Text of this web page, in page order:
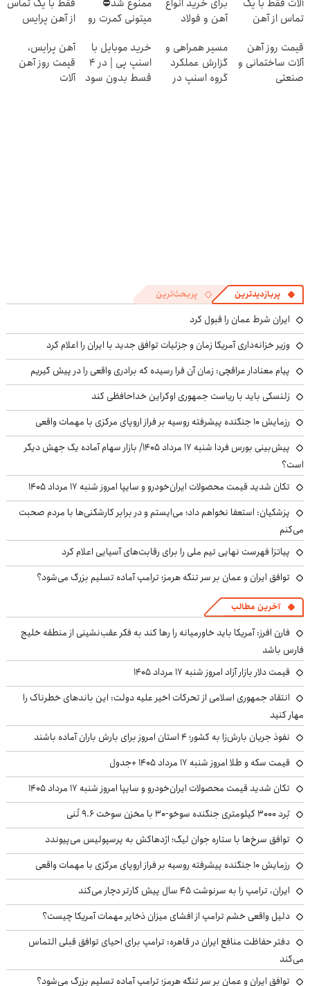
آلات فقط با یک
تماس از آهن
برای خرید انواع
آهن و فولاد
ممنوع شد⛔
میتونی کمرت رو
کنی! 👈🏻
پرسش‌نامه
فقط با یک تماس
از آهن پرایس
قیمت روز آهن
آلات ساختمانی و
صنعتی
مسیر همراهی و
گزارش عملکرد
گروه اسنپ در
خرید موبایل با
اسنپ پی | در ۴
قسط بدون سود
آهن پرایس،
قیمت روز آهن
آلات
پربازدیدترین پربحث‌ترین
ایران شرط عمان را قبول کرد
وزیر خزانه‌داری آمریکا زمان و جزئیات توافق جدید با ایران را اعلام کرد
پیام معنادار عراقچی: زمان آن فرا رسیده که برادری واقعی را در پیش گیریم
زلنسکی باید با ریاست جمهوری اوکراین خداحافظی کند
رزمایش ۱۰ جنگنده پیشرفته روسیه بر فراز اروپای مرکزی با مهمات واقعی
پیش‌بینی بورس فردا شنبه ۱۷ مرداد ۱۴۰۵/ بازار سهام آماده یک جهش دیگر
است؟
تکان شدید قیمت محصولات ایران‌خودرو و سایپا امروز شنبه ۱۷ مرداد ۱۴۰۵
پزشکیان: استعفا نخواهم داد؛ می‌ایستم و در برابر کارشکنی‌ها با مردم صحبت
می‌کنم
پیاتزا فهرست نهایی تیم ملی را برای رقابت‌های آسیایی اعلام کرد
توافق ایران و عمان بر سر تنگه هرمز؛ ترامپ آماده تسلیم بزرگ می‌شود؟
آخرین مطالب
فارن افرز: آمریکا باید خاورمیانه را رها کند به فکر عقب‌نشینی از منطقه خلیج
فارس باشد
قیمت دلار بازار آزاد امروز شنبه ۱۷ مرداد ۱۴۰۵
انتقاد جمهوری اسلامی از تحرکات اخیر علیه دولت: این باندهای خطرناک را
مهار کنید
نفوذ جریان بارش‌زا به کشور؛ ۴ استان امروز برای بارش باران آماده باشند
قیمت سکه و طلا امروز شنبه ۱۷ مرداد ۱۴۰۵ +جدول
تکان شدید قیمت محصولات ایران‌خودرو و سایپا امروز شنبه ۱۷ مرداد ۱۴۰۵
بُرد ۳۰۰۰ کیلومتری جنگنده سوخو-۳۰ با مخزن سوخت ۹.۶ تُنی
توافق سرخ‌ها با ستاره جوان لیگ؛ اژدهاکش به پرسپولیس می‌پیوندد
رزمایش ۱۰ جنگنده پیشرفته روسیه بر فراز اروپای مرکزی با مهمات واقعی
ایران، ترامپ را به سرنوشت ۴۵ سال پیش کارتر دچار می‌کند
دلیل واقعی خشم ترامپ از افشای میزان ذخایر مهمات آمریکا چیست؟
دفتر حفاظت منافع ایران در قاهره: ترامپ برای احیای توافق قبلی التماس
می‌کند
توافق ایران و عمان بر سر تنگه هرمز؛ ترامپ آماده تسلیم بزرگ می‌شود؟